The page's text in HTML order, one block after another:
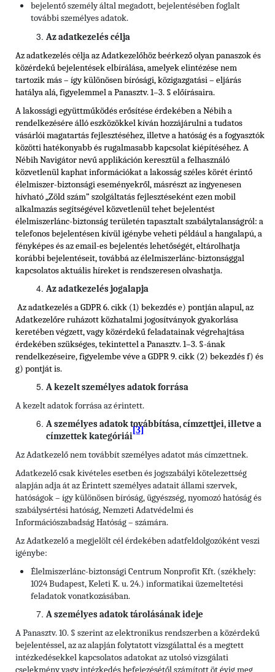
bejelentő személy által megadott, bejelentésében foglalt
további személyes adatok.
Az adatkezelés célja
Az adatkezelés célja az Adatkezelőhöz beérkező olyan panaszok és
közérdekű bejelentések elbírálása, amelyek elintézése nem
tartozik más – így különösen bírósági, közigazgatási – eljárás
hatálya alá, figyelemmel a Panasztv. 1–3. § előírásaira.
A lakossági együttműködés erősítése érdekében a Nébih a
rendelkezésére álló eszközökkel kíván hozzájárulni a tudatos
vásárlói magatartás fejlesztéséhez, illetve a hatóság és a fogyasztók
közötti hatékonyabb és rugalmasabb kapcsolat kiépítéséhez. A
Nébih Navigátor nevű applikáción keresztül a felhasználó
közvetlenül kaphat információkat a lakosság széles körét érintő
élelmiszer-biztonsági eseményekről, másrészt az ingyenesen
hívható „Zöld szám” szolgáltatás fejlesztéseként ezen mobil
alkalmazás segítségével közvetlenül tehet bejelentést
élelmiszerlánc-biztonság területén tapasztalt szabálytalanságról: a
telefonos bejelentésen kívül igénybe veheti például a hangalapú, a
fényképes és az email-es bejelentés lehetőségét, eltárolhatja
korábbi bejelentéseit, továbbá az élelmiszerlánc-biztonsággal
kapcsolatos aktuális híreket is rendszeresen olvashatja.
Az adatkezelés jogalapja
Az adatkezelés a GDPR 6. cikk (1) bekezdés e) pontján alapul, az
Adatkezelőre ruházott közhatalmi jogosítványok gyakorlása
keretében végzett, vagy közérdekű feladatainak végrehajtása
érdekében szükséges, tekintettel a Panasztv. 1–3. §-ának
rendelkezéseire, figyelembe véve a GDPR 9. cikk (2) bekezdés f) és
g) pontját is.
A kezelt személyes adatok forrása
A kezelt adatok forrása az érintett.
A személyes adatok továbbítása, címzettjei, illetve a
címzettek kategóriái
[3]
Az Adatkezelő nem továbbít személyes adatot más címzettnek.
Adatkezelő csak kivételes esetben és jogszabályi kötelezettség
alapján adja át az Érintett személyes adatait állami szervek,
hatóságok – így különösen bíróság, ügyészség, nyomozó hatóság és
szabálysértési hatóság, Nemzeti Adatvédelmi és
Információszabadság Hatóság – számára.
Az Adatkezelő a megjelölt cél érdekében adatfeldolgozóként veszi
igénybe:
Élelmiszerlánc-biztonsági Centrum Nonprofit Kft. (székhely:
1024 Budapest, Keleti K. u. 24.) informatikai üzemeltetési
feladatok vonatkozásában.
A személyes adatok tárolásának ideje
A Panasztv. 10. § szerint az elektronikus rendszerben a közérdekű
bejelentéssel, az az alapján folytatott vizsgálattal és a megtett
intézkedésekkel kapcsolatos adatokat az utolsó vizsgálati